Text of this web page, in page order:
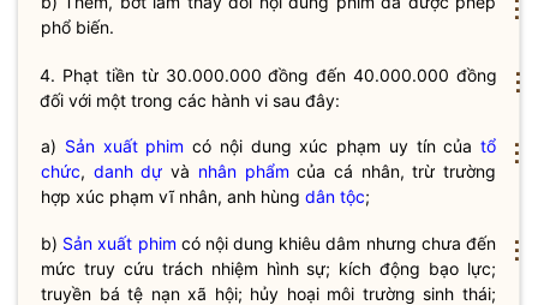
phổ biến.
4. Phạt tiền từ 30.000.000 đồng đến 40.000.000 đồng
đối với một trong các hành vi sau đây:
a) Sản xuất phim có nội dung xúc phạm uy tín của tổ
chức, danh dự và nhân phẩm của cá nhân, trừ trường
hợp xúc phạm vĩ nhân, anh hùng dân tộc;
b) Sản xuất phim có nội dung khiêu dâm nhưng chưa đến
mức truy cứu trách nhiệm hình sự; kích động bạo lực;
truyền bá tệ nạn xã hội; hủy hoại môi trường sinh thái;
⋮
⋮
⋮
⋮